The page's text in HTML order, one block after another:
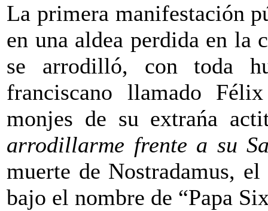
La primera manifestación
en una aldea perdida en la
se arrodilló, con toda
franciscano llamado
monjes de su extrańa
arrodillarme frente a su
muerte de Nostradamus,
bajo el nombre de “Papa